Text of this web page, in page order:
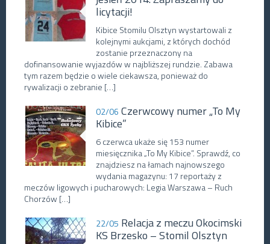
licytacji!
Kibice Stomilu Olsztyn wystartowali z
kolejnymi aukcjami, z których dochód
zostanie przeznaczony na
dofinansowanie wyjazdów w najbliższej rundzie. Zabawa
tym razem będzie o wiele ciekawsza, ponieważ do
rywalizacji o zebranie […]
02/06 Czerwcowy numer „To My
Kibice”
6 czerwca ukaże się 153 numer
miesięcznika „To My Kibice”. Sprawdź, co
znajdziesz na łamach najnowszego
wydania magazynu: 17 reportaży z
meczów ligowych i pucharowych: Legia Warszawa – Ruch
Chorzów […]
22/05 Relacja z meczu Okocimski
KS Brzesko – Stomil Olsztyn